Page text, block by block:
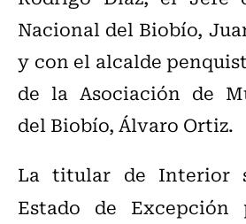
Nacional del Biobío,
y con el alcalde
de la Asociación de
del Biobío, Álvaro Ortiz.
La titular de Interior
Estado de Excepción